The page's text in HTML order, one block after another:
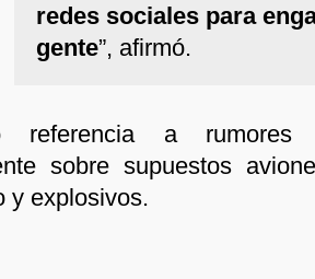
redes sociales para
gente”, afirmó.
referencia a rumores
sobre supuestos
y explosivos.